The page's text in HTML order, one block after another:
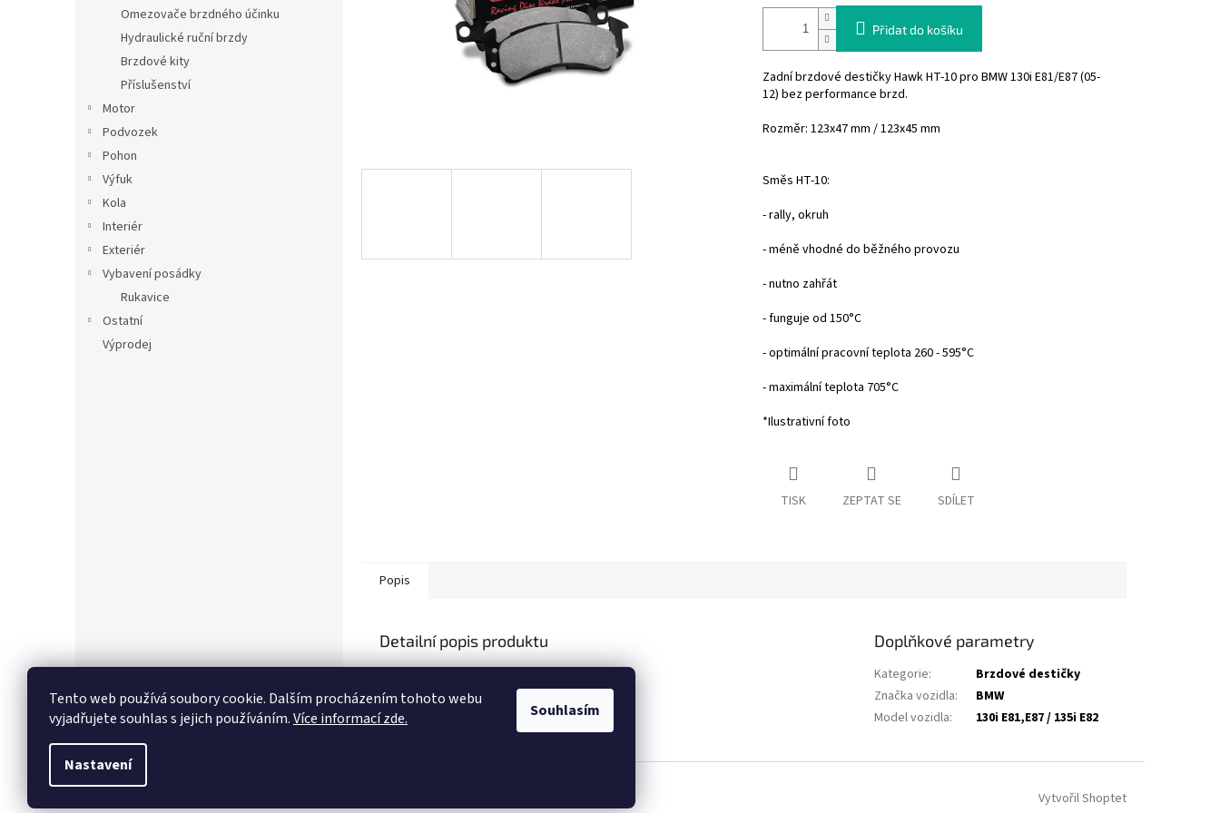
Tento web používá soubory cookie. Dalším procházením tohoto webu
vyjadřujete souhlas s jejich používáním.Více informací zde.
Nastavení
Souhlasím
Omezovače brzdného účinku
Hydraulické ruční brzdy
Brzdové kity
Příslušenství
Motor
Podvozek
Pohon
Výfuk
Kola
Interiér
Exteriér
Vybavení posádky
Rukavice
Ostatní
Výprodej
Přidat do košíku
Zadní brzdové destičky Hawk HT-10 pro BMW130i E81/E87 (05-
12) bez performance brzd.
Rozměr: 123x47 mm / 123x45 mm
Směs HT-10:
- rally, okruh
- méně vhodné do běžného provozu
- nutno zahřát
- funguje od 150°C
- optimální pracovní teplota 260 - 595°C
- maximální teplota 705°C
*Ilustrativní foto
TISK ZEPTAT SE SDÍLET
Popis
Detailní popis produktu Doplňkové parametry
Kategorie:
Brzdové destičky
Značka vozidla:
BMW
Model vozidla: 130i E81,E87 / 135i E82
Vytvořil Shoptet